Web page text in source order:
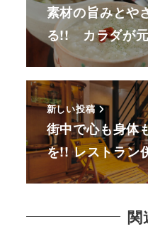
素材の旨みとや
る!! カラダが
新しい投稿
街中で心も身体
を!! レストラン
関